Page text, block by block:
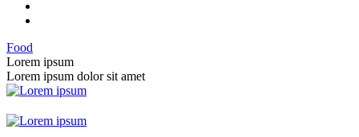
Food
Lorem ipsum
Lorem ipsum dolor sit amet